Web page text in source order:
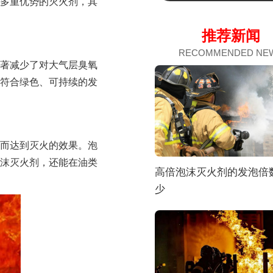
减少了对大气层臭氧
合绿色、可持续的发
达到灭火的效果。泡
灭火剂，还能在油类
推荐新闻
RECOMMENDED
高倍泡沫灭火剂的发泡倍
少